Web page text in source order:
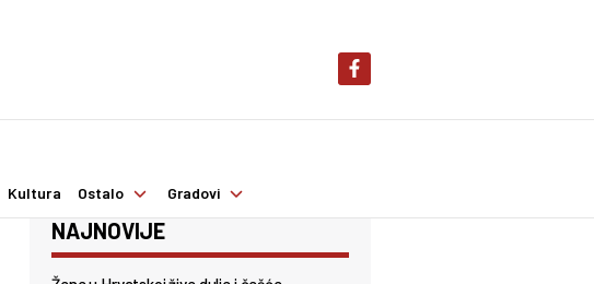
Kultura Ostalo Gradovi
NAJNOVIJE